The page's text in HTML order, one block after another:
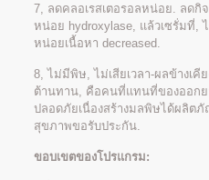
7, ลดคลอเรสเตอรอลหน่อย. ลดกิ
หน่อย hydroxylase, แล้วเซรั่มที่,
หน่อยเนื้อหา decreased.
8, ไม่มีพิษ, ไม่เสียเวลา-ผลข้างเคี
ต้านทาน, คือคนที่แทนที่ของออกย
ปลอดภัยเนื่องสร้างมลพิษได้ผลิต
สุขภาพขอรับประกัน.
ขอบเขตของโปรแกรม: